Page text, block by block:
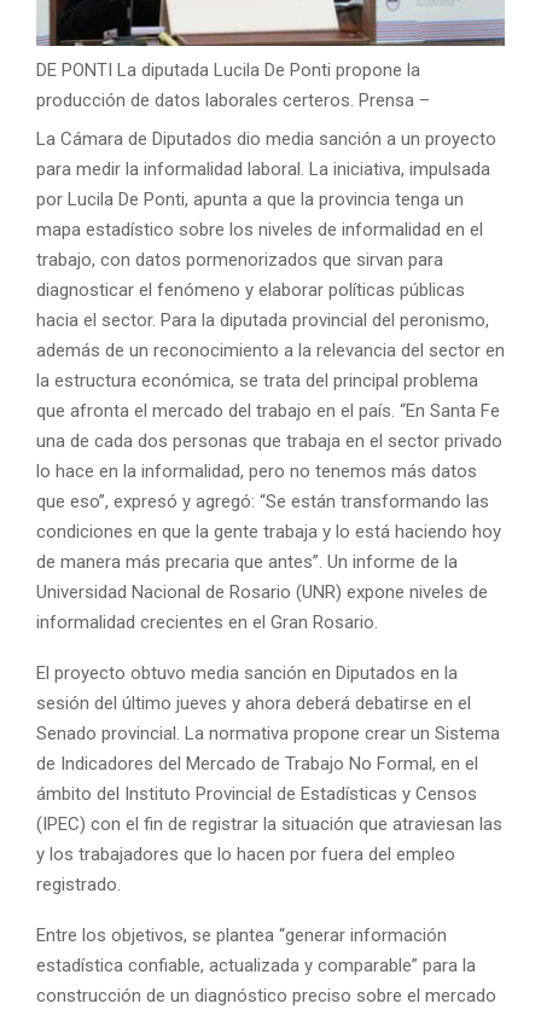
DE PONTI La diputada Lucila De Ponti propone la
producción de datos laborales certeros. Prensa –
La Cámara de Diputados dio media sanción a un proyecto
para medir la informalidad laboral. La iniciativa, impulsada
por Lucila De Ponti, apunta a que la provincia tenga un
mapa estadístico sobre los niveles de informalidad en el
trabajo, con datos pormenorizados que sirvan para
diagnosticar el fenómeno y elaborar políticas públicas
hacia el sector. Para la diputada provincial del peronismo,
además de un reconocimiento a la relevancia del sector en
la estructura económica, se trata del principal problema
que afronta el mercado del trabajo en el país. “En Santa Fe
una de cada dos personas que trabaja en el sector privado
lo hace en la informalidad, pero no tenemos más datos
que eso”, expresó y agregó: “Se están transformando las
condiciones en que la gente trabaja y lo está haciendo hoy
de manera más precaria que antes”. Un informe de la
Universidad Nacional de Rosario (UNR) expone niveles de
informalidad crecientes en el Gran Rosario.
El proyecto obtuvo media sanción en Diputados en la
sesión del último jueves y ahora deberá debatirse en el
Senado provincial. La normativa propone crear un Sistema
de Indicadores del Mercado de Trabajo No Formal, en el
ámbito del Instituto Provincial de Estadísticas y Censos
(IPEC) con el fin de registrar la situación que atraviesan las
y los trabajadores que lo hacen por fuera del empleo
registrado.
Entre los objetivos, se plantea “generar información
estadística confiable, actualizada y comparable” para la
construcción de un diagnóstico preciso sobre el mercado